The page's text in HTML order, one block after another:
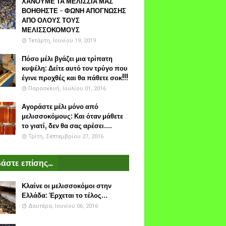
ΒΟΗΘΗΣΤΕ - ΦΩΝΗ ΑΠΟΓΝΩΣΗΣ
ΑΠΟ ΟΛΟΥΣ ΤΟΥΣ
ΜΕΛΙΣΣΟΚΟΜΟΥΣ
Τετάρτη, Ιουνίου 19, 2019
Πόσο μέλι βγάζει μια τρίπατη
κυψέλη: Δείτε αυτό τον τρύγο που
έγινε προχθές και θα πάθετε σοκ!!!
Παρασκευή, Ιουλίου 01, 2016
Αγοράστε μέλι μόνο από
μελισσοκόμους: Και όταν μάθετε
το γιατί, δεν θα σας αρέσει....
Τρίτη, Σεπτεμβρίου 27, 2016
επίσης...
Κλαίνε οι μελισσοκόμοι στην
Ελλάδα: Έρχεται το τέλος...
Δευτέρα, Ιουνίου 06, 2016